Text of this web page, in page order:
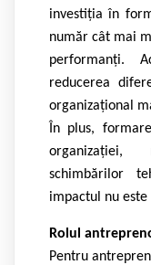
investiția în
număr cât mai
performanți.
reducerea
organizațional
În plus,
organizației,
schimbărilor
impactul nu
Rolul
Pentru